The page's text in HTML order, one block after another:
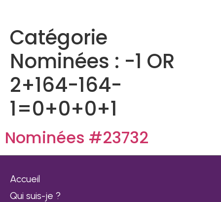
Catégorie
Nominées : -1 OR
2+164-164-
1=0+0+0+1
Nominées #23732
Accueil
Qui suis-je ?